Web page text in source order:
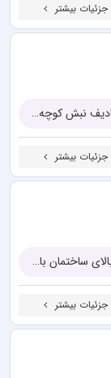
جزئیات بیشتر
تهران، یوسف آباد، خیابان سید جمال الدین اسد آبادیف نبش کوچه 22، پلاک 196
جزئیات بیشتر
تهران، ابتدای بلوار قیطریه، روبروی پارک قیطریه، بالای ساختمان بانک آینده، پلاک55، واحد3
جزئیات بیشتر